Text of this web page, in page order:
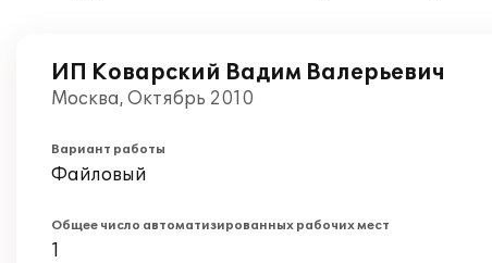
ИП Коварский Вадим Валерьевич
Москва, Октябрь 2010
Вариант работы
Файловый
Общее число автоматизированных рабочих мест
1